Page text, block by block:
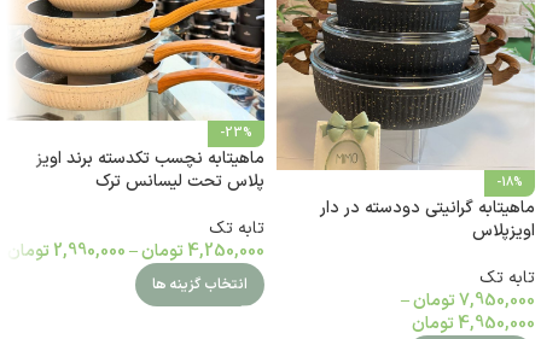
-18%
ماهیتابه گرانیتی دودسته در دار
اویزپلاس
تابه تک
7,950,000تومان–
4,950,000 تومان
-23%
ماهیتابه نچسب تکدسته برند اویز
پلاس تحت لیسانس ترک
تابه تک
4,250,000 تومان–
2,990,000 تومان
انتخاب گزینه ها